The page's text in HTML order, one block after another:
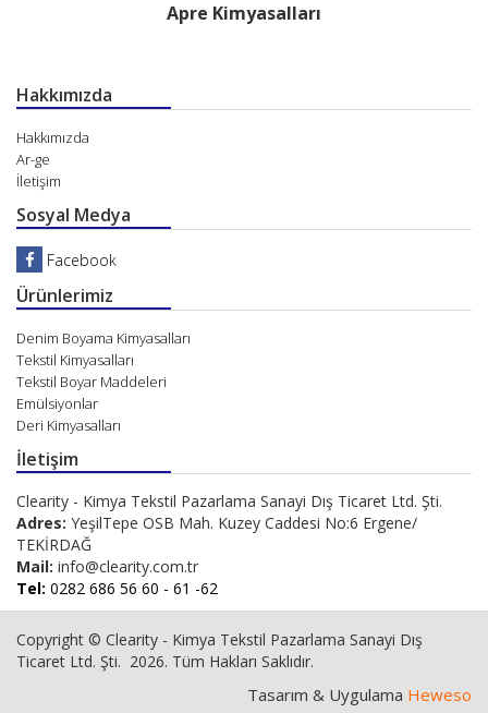
Apre Kimyasalları
Hakkımızda
Hakkımızda
Ar-ge
İletişim
Sosyal Medya
Facebook
Ürünlerimiz
Denim Boyama Kimyasalları
Tekstil Kimyasalları
Tekstil Boyar Maddeleri
Emülsiyonlar
Deri Kimyasalları
İletişim
Clearity - Kimya Tekstil Pazarlama Sanayi Dış Ticaret Ltd. Şti.
Adres: YeşilTepe OSB Mah. Kuzey Caddesi No:6 Ergene/
TEKİRDAĞ
Mail: info@clearity.com.tr
Tel: 0282 686 56 60 - 61 -62
Copyright © Clearity - Kimya Tekstil Pazarlama Sanayi Dış
Ticaret Ltd. Şti. 2026. Tüm Hakları Saklıdır.
Tasarım & Uygulama Heweso